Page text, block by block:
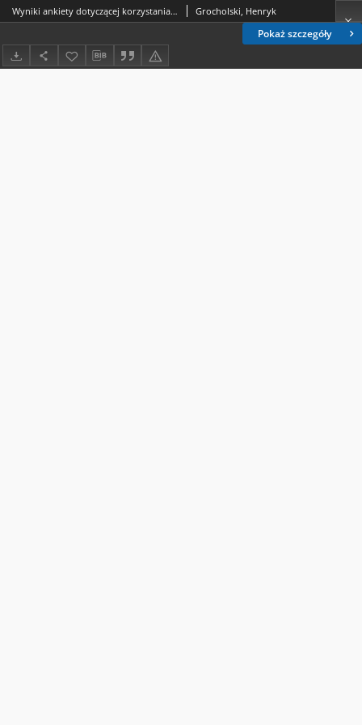
Pokaż szczegóły
Wyniki ankiety dotyczącej korzystania z usług Biblioteki Głównej i bibliotek zakładowych UMCS Grocholski, Henryk